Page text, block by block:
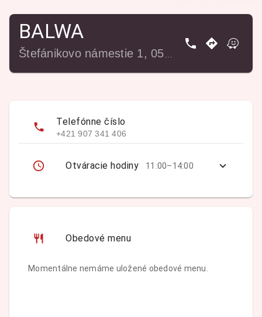
BALWA
Telefónne číslo
+421 907 341 406
Otváracie hodiny 11:00–14:00
Obedové menu
Momentálne nemáme uložené obedové menu.